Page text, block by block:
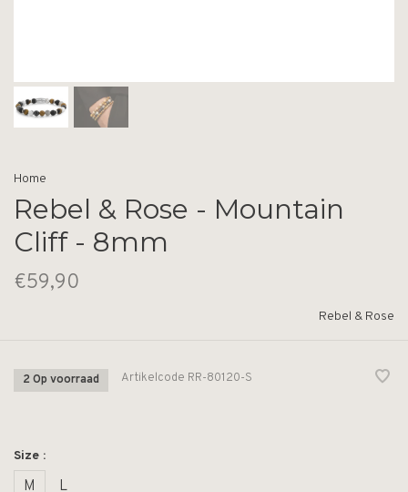
Home
Rebel & Rose - Mountain
Cliff - 8mm
€59,90
Rebel & Rose
2 Op voorraad Artikelcode RR-80120-S
Size :
M L